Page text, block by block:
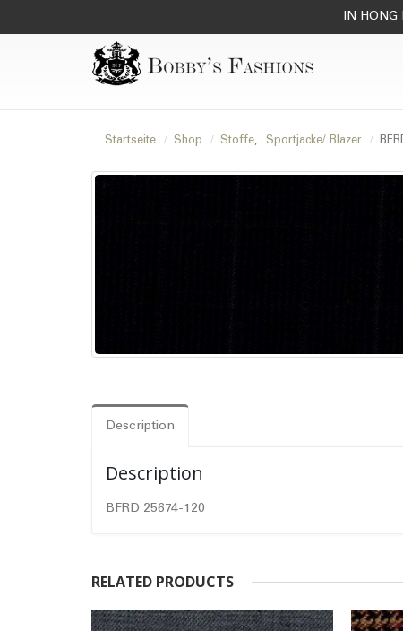
IN HONG
Startseite Shop Stoffe, Sportjacke/ Blazer
Description
Description
BFRD 25674-120
RELATED PRODUCTS